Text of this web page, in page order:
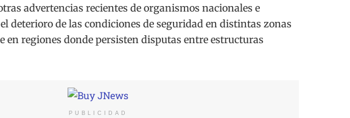
advertencias recientes de organismos nacionales e
deterioro de las condiciones de seguridad en distintas zonas
en regiones donde persisten disputas entre estructuras
PUBLICIDAD